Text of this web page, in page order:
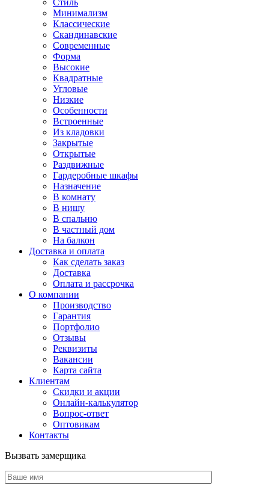
Стиль
Минимализм
Классические
Скандинавские
Современные
Форма
Высокие
Квадратные
Угловые
Низкие
Особенности
Встроенные
Из кладовки
Закрытые
Открытые
Раздвижные
Гардеробные шкафы
Назначение
В комнату
В нишу
В спальню
В частный дом
На балкон
Доставка и оплата
Как сделать заказ
Доставка
Оплата и рассрочка
О компании
Производство
Гарантия
Портфолио
Отзывы
Реквизиты
Вакансии
Карта сайта
Клиентам
Скидки и акции
Онлайн-калькулятор
Вопрос-ответ
Оптовикам
Контакты
Вызвать замерщика